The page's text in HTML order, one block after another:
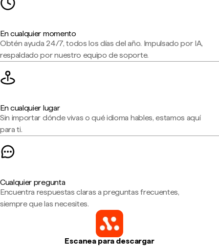
En cualquier momento
Obtén ayuda 24/7, todos los días del año. Impulsado por IA,
respaldado por nuestro equipo de soporte.
En cualquier lugar
Sin importar dónde vivas o qué idioma hables, estamos aquí
para ti.
Cualquier pregunta
Encuentra respuestas claras a preguntas frecuentes,
siempre que las necesites.
Escanea para descargar